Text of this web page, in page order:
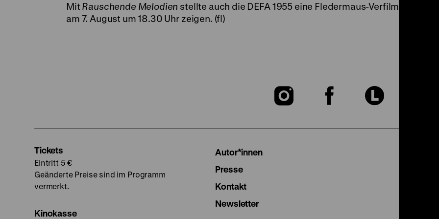
Mit Rauschende Melodien stellte auch die DEFA 1955 eine Fledermaus-Verfilmung vor,
am 7. August um 18.30 Uhr zeigen. (fl)
Zu
Zu
Zu
Tickets
Eintritt 5 €
Geänderte Preise sind im Programm
vermerkt.
Kinokasse
Autor*innen
Presse
Kontakt
Newsletter